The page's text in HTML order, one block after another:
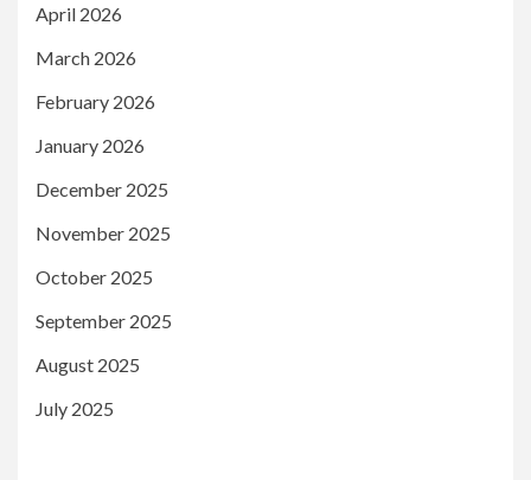
April 2026
March 2026
February 2026
January 2026
December 2025
November 2025
October 2025
September 2025
August 2025
July 2025